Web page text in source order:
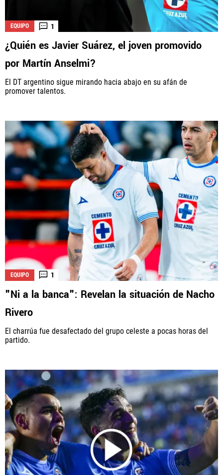
EQUIPO 1
¿Quién es Javier Suárez, el joven promovido
por Martín Anselmi?
El DT argentino sigue mirando hacia abajo en su afán de
promover talentos.
EQUIPO 1
"Ni a la banca": Revelan la situación de Nacho
Rivero
El charrúa fue desafectado del grupo celeste a pocas horas del
partido.